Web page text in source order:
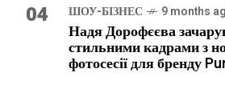
04 ШОУ-БІЗНЕС 9 months
Надя Дорофєєва
стильними кадрами з
фотосесії для бренду